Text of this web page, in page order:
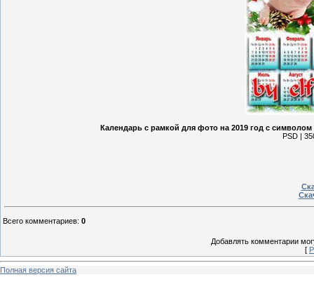
Календарь с рамкой для фото на 2019 год с
PSD |
Всего комментариев: 0
Добавлять комментарии
[
Полная версия сайта